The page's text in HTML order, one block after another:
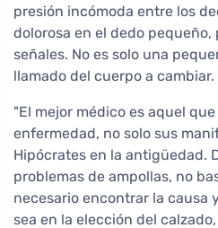
presión incómoda entre los
dolorosa en el dedo
señales. No es solo una
llamado del cuerpo a cambiar.
"El mejor médico es aquel
enfermedad, no solo sus
Hipócrates en la antigüedad.
problemas de ampollas, no
necesario encontrar la causa
sea en la elección del